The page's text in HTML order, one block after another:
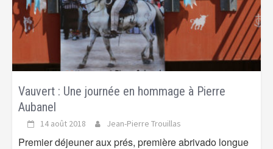
Vauvert : Une journée en hommage à Pierre
Aubanel
14 août 2018 Jean-Pierre Trouillas
Premier déjeuner aux prés, première abrivado longue